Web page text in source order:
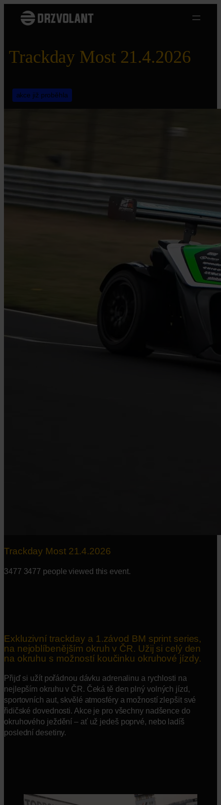
Přeskočit
Trackday Most 21.4.2026
akce již proběhla
Trackday Most 21.4.2026
3477 3477 people viewed this event.
Exkluzivní trackday a 1.závod BM sprint series,
na nejoblíbenějším okruh v ČR. Užij si celý den
na okruhu s možností koučinku okruhové jízdy.
Přijď si užít pořádnou dávku adrenalinu a rychlosti na
nejlepším okruhu v ČR. Čeká tě den plný volných jízd,
sportovních aut, skvělé atmosféry a možností zlepšit své
řidičské dovednosti. Akce je pro všechny nadšence do
okruhového ježdění – ať už jedeš poprvé, nebo ladíš
poslední desetiny.